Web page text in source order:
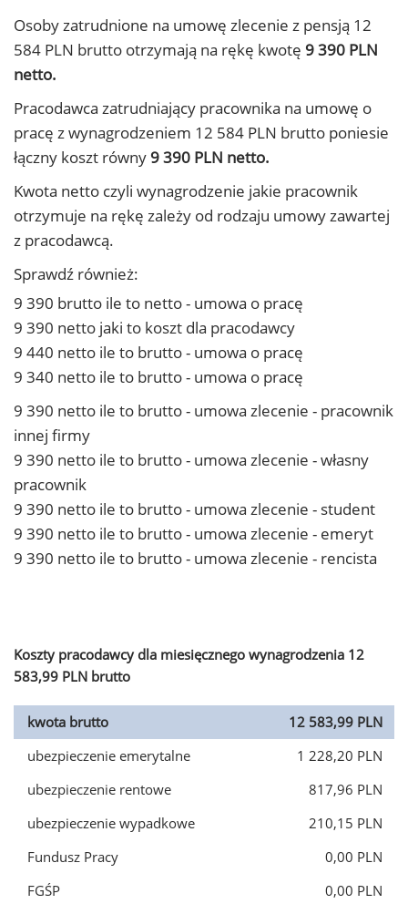
Osoby zatrudnione na umowę zlecenie z pensją 12
584 PLN brutto otrzymają na rękę kwotę 9 390 PLN
netto.
Pracodawca zatrudniający pracownika na umowę o
pracę z wynagrodzeniem 12 584 PLN brutto poniesie
łączny koszt równy 9 390 PLN netto.
Kwota netto czyli wynagrodzenie jakie pracownik
otrzymuje na rękę zależy od rodzaju umowy zawartej
z pracodawcą.
Sprawdź również:
9 390 brutto ile to netto - umowa o pracę
9 390 netto jaki to koszt dla pracodawcy
9 440 netto ile to brutto - umowa o pracę
9 340 netto ile to brutto - umowa o pracę
9 390 netto ile to brutto - umowa zlecenie - pracownik
innej firmy
9 390 netto ile to brutto - umowa zlecenie - własny
pracownik
9 390 netto ile to brutto - umowa zlecenie - student
9 390 netto ile to brutto - umowa zlecenie - emeryt
9 390 netto ile to brutto - umowa zlecenie - rencista
Koszty pracodawcy dla miesięcznego wynagrodzenia 12
583,99 PLN brutto
kwota brutto
12 583,99 PLN
ubezpieczenie emerytalne
1 228,20 PLN
ubezpieczenie rentowe
817,96 PLN
ubezpieczenie wypadkowe
210,15 PLN
Fundusz Pracy
0,00 PLN
FGŚP
0,00 PLN